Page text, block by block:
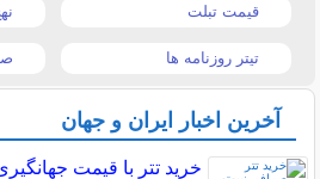
قیمت تبلت
تیتر روزنامه ها
آخرین اخبار ایران و جهان
خرید تتر با قیمت